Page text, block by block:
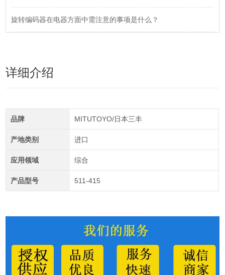
旋转编码器在电器方面中需注意的事项是什么？
详细介绍
品牌 MITUTOYO/日本三丰
产地类别 进口
应用领域 综合
产品型号 511-415